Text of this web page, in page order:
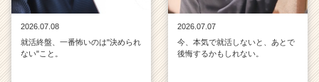
2026.07.08
就活終盤、一番怖いのは"決められ
ない"こと。
2026.07.07
今、本気で就活しないと、あとで
後悔するかもしれない。